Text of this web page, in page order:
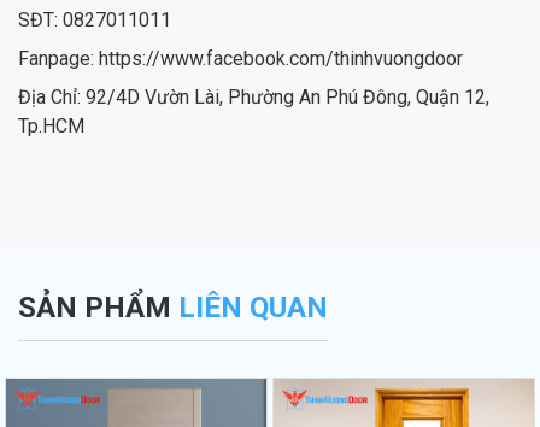
SĐT: 0827011011
Fanpage: https://www.facebook.com/thinhvuongdoor
Địa Chỉ: 92/4D Vườn Lài, Phường An Phú Đông, Quận 12,
Tp.HCM
SẢN PHẨM LIÊN QUAN